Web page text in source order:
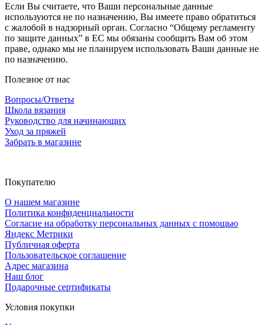
Если Вы считаете, что Ваши персональные данные
используются не по назначению, Вы имеете право обратиться
с жалобой в надзорный орган. Согласно “Общему регламенту
по защите данных” в ЕС мы обязаны сообщить Вам об этом
праве, однако мы не планируем использовать Ваши данные не
по назначению.
Полезное от нас
Вопросы/Ответы
Школа вязания
Руководство для начинающих
Уход за пряжей
Забрать в магазине
Покупателю
О нашем магазине
Политика конфиденциальности
Согласие на обработку персональных данных с помощью
Яндекс Метрики
Публичная оферта
Пользовательское соглашение
Адрес магазина
Наш блог
Подарочные сертификаты
Условия покупки